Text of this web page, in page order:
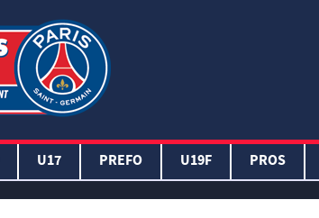
U17 PREFO U19F PROS